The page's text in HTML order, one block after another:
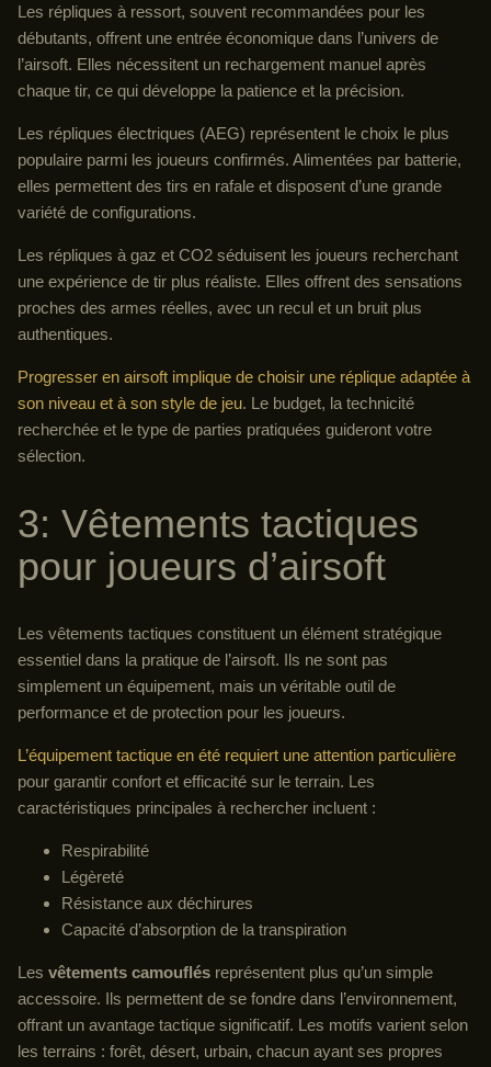
Les répliques à ressort, souvent recommandées pour les
débutants, offrent une entrée économique dans l’univers de
l’airsoft. Elles nécessitent un rechargement manuel après
chaque tir, ce qui développe la patience et la précision.
Les répliques électriques (AEG) représentent le choix le plus
populaire parmi les joueurs confirmés. Alimentées par batterie,
elles permettent des tirs en rafale et disposent d’une grande
variété de configurations.
Les répliques à gaz et CO2 séduisent les joueurs recherchant
une expérience de tir plus réaliste. Elles offrent des sensations
proches des armes réelles, avec un recul et un bruit plus
authentiques.
Progresser en airsoft implique de choisir une réplique adaptée à
son niveau et à son style de jeu. Le budget, la technicité
recherchée et le type de parties pratiquées guideront votre
sélection.
3: Vêtements tactiques
pour joueurs d’airsoft
Les vêtements tactiques constituent un élément stratégique
essentiel dans la pratique de l’airsoft. Ils ne sont pas
simplement un équipement, mais un véritable outil de
performance et de protection pour les joueurs.
L’équipement tactique en été requiert une attention particulière
pour garantir confort et efficacité sur le terrain. Les
caractéristiques principales à rechercher incluent :
Respirabilité
Légèreté
Résistance aux déchirures
Capacité d’absorption de la transpiration
Les vêtements camouflés représentent plus qu’un simple
accessoire. Ils permettent de se fondre dans l’environnement,
offrant un avantage tactique significatif. Les motifs varient selon
les terrains : forêt, désert, urbain, chacun ayant ses propres